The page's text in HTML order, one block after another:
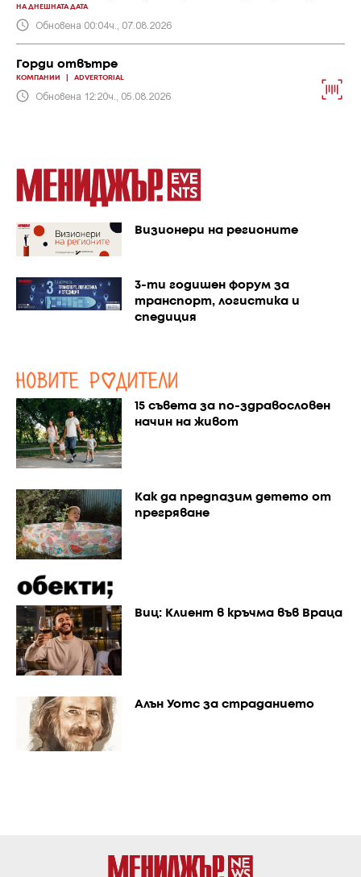
НА ДНЕШНАТА ДАТА
Обновена 00:04ч., 07.08.2026
Горди отвътре
КОМПАНИИ ADVERTORIAL
Обновена 12:20ч., 05.08.2026
Визионери на регионите
3-ти годишен форум за
транспорт, логистика и
спедиция
15 съвета за по-здравословен
начин на живот
Как да предпазим детето от
прегряване
Виц: Клиент в кръчма във Враца
Алън Уотс за страданието